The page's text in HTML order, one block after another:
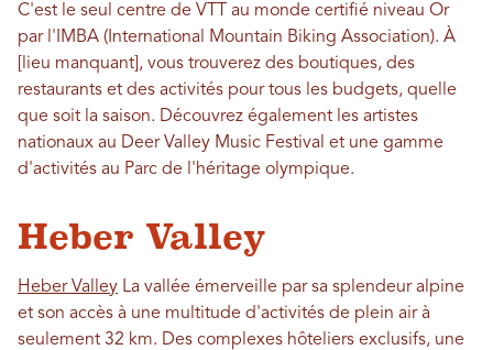
C'est le seul centre de VTT au monde certifié niveau Or
par l'IMBA (International Mountain Biking Association). À
[lieu manquant], vous trouverez des boutiques, des
restaurants et des activités pour tous les budgets, quelle
que soit la saison. Découvrez également les artistes
nationaux au Deer Valley Music Festival et une gamme
d'activités au Parc de l'héritage olympique.
Heber Valley
Heber Valley La vallée émerveille par sa splendeur alpine
et son accès à une multitude d'activités de plein air à
seulement 32 km. Des complexes hôteliers exclusifs, une